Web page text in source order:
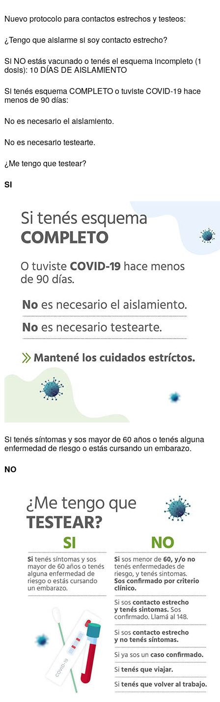
Nuevo protocolo para contactos estrechos y testeos:
¿Tengo que aislarme si soy contacto estrecho?
Si NO estás vacunado o tenés el esquema incompleto (1
dosis): 10 DÍAS DE AISLAMIENTO
Si tenés esquema COMPLETO o tuviste COVID-19 hace
menos de 90 días:
No es necesario el aislamiento.
No es necesario testearte.
¿Me tengo que testear?
SI
Si tenés síntomas y sos mayor de 60 años o tenés alguna
enfermedad de riesgo o estás cursando un embarazo.
NO